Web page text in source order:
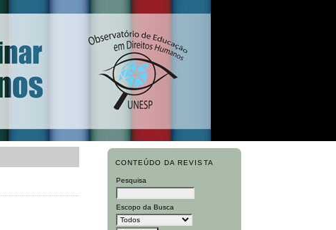
CONTEÚDO DA REVISTA
Pesquisa
Escopo da Busca